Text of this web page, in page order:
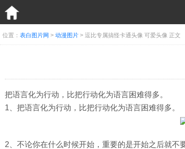
位置： 表白图片网 > 动漫图片 > 逗比专属搞怪卡通头像 可爱头像 正文
把语言化为行动，比把行动化为语言困难得多。
1、把语言化为行动，比把行动化为语言困难得多。
2、不论你在什么时候开始，重要的是开始之后就不